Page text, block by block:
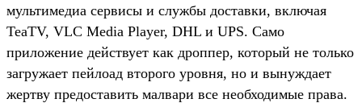
мультимедиа сервисы и службы доставки, включая
TeaTV, VLC Media Player, DHL и UPS. Само
приложение действует как дроппер, который не только
загружает пейлоад второго уровня, но и вынуждает
жертву предоставить малвари все необходимые права.